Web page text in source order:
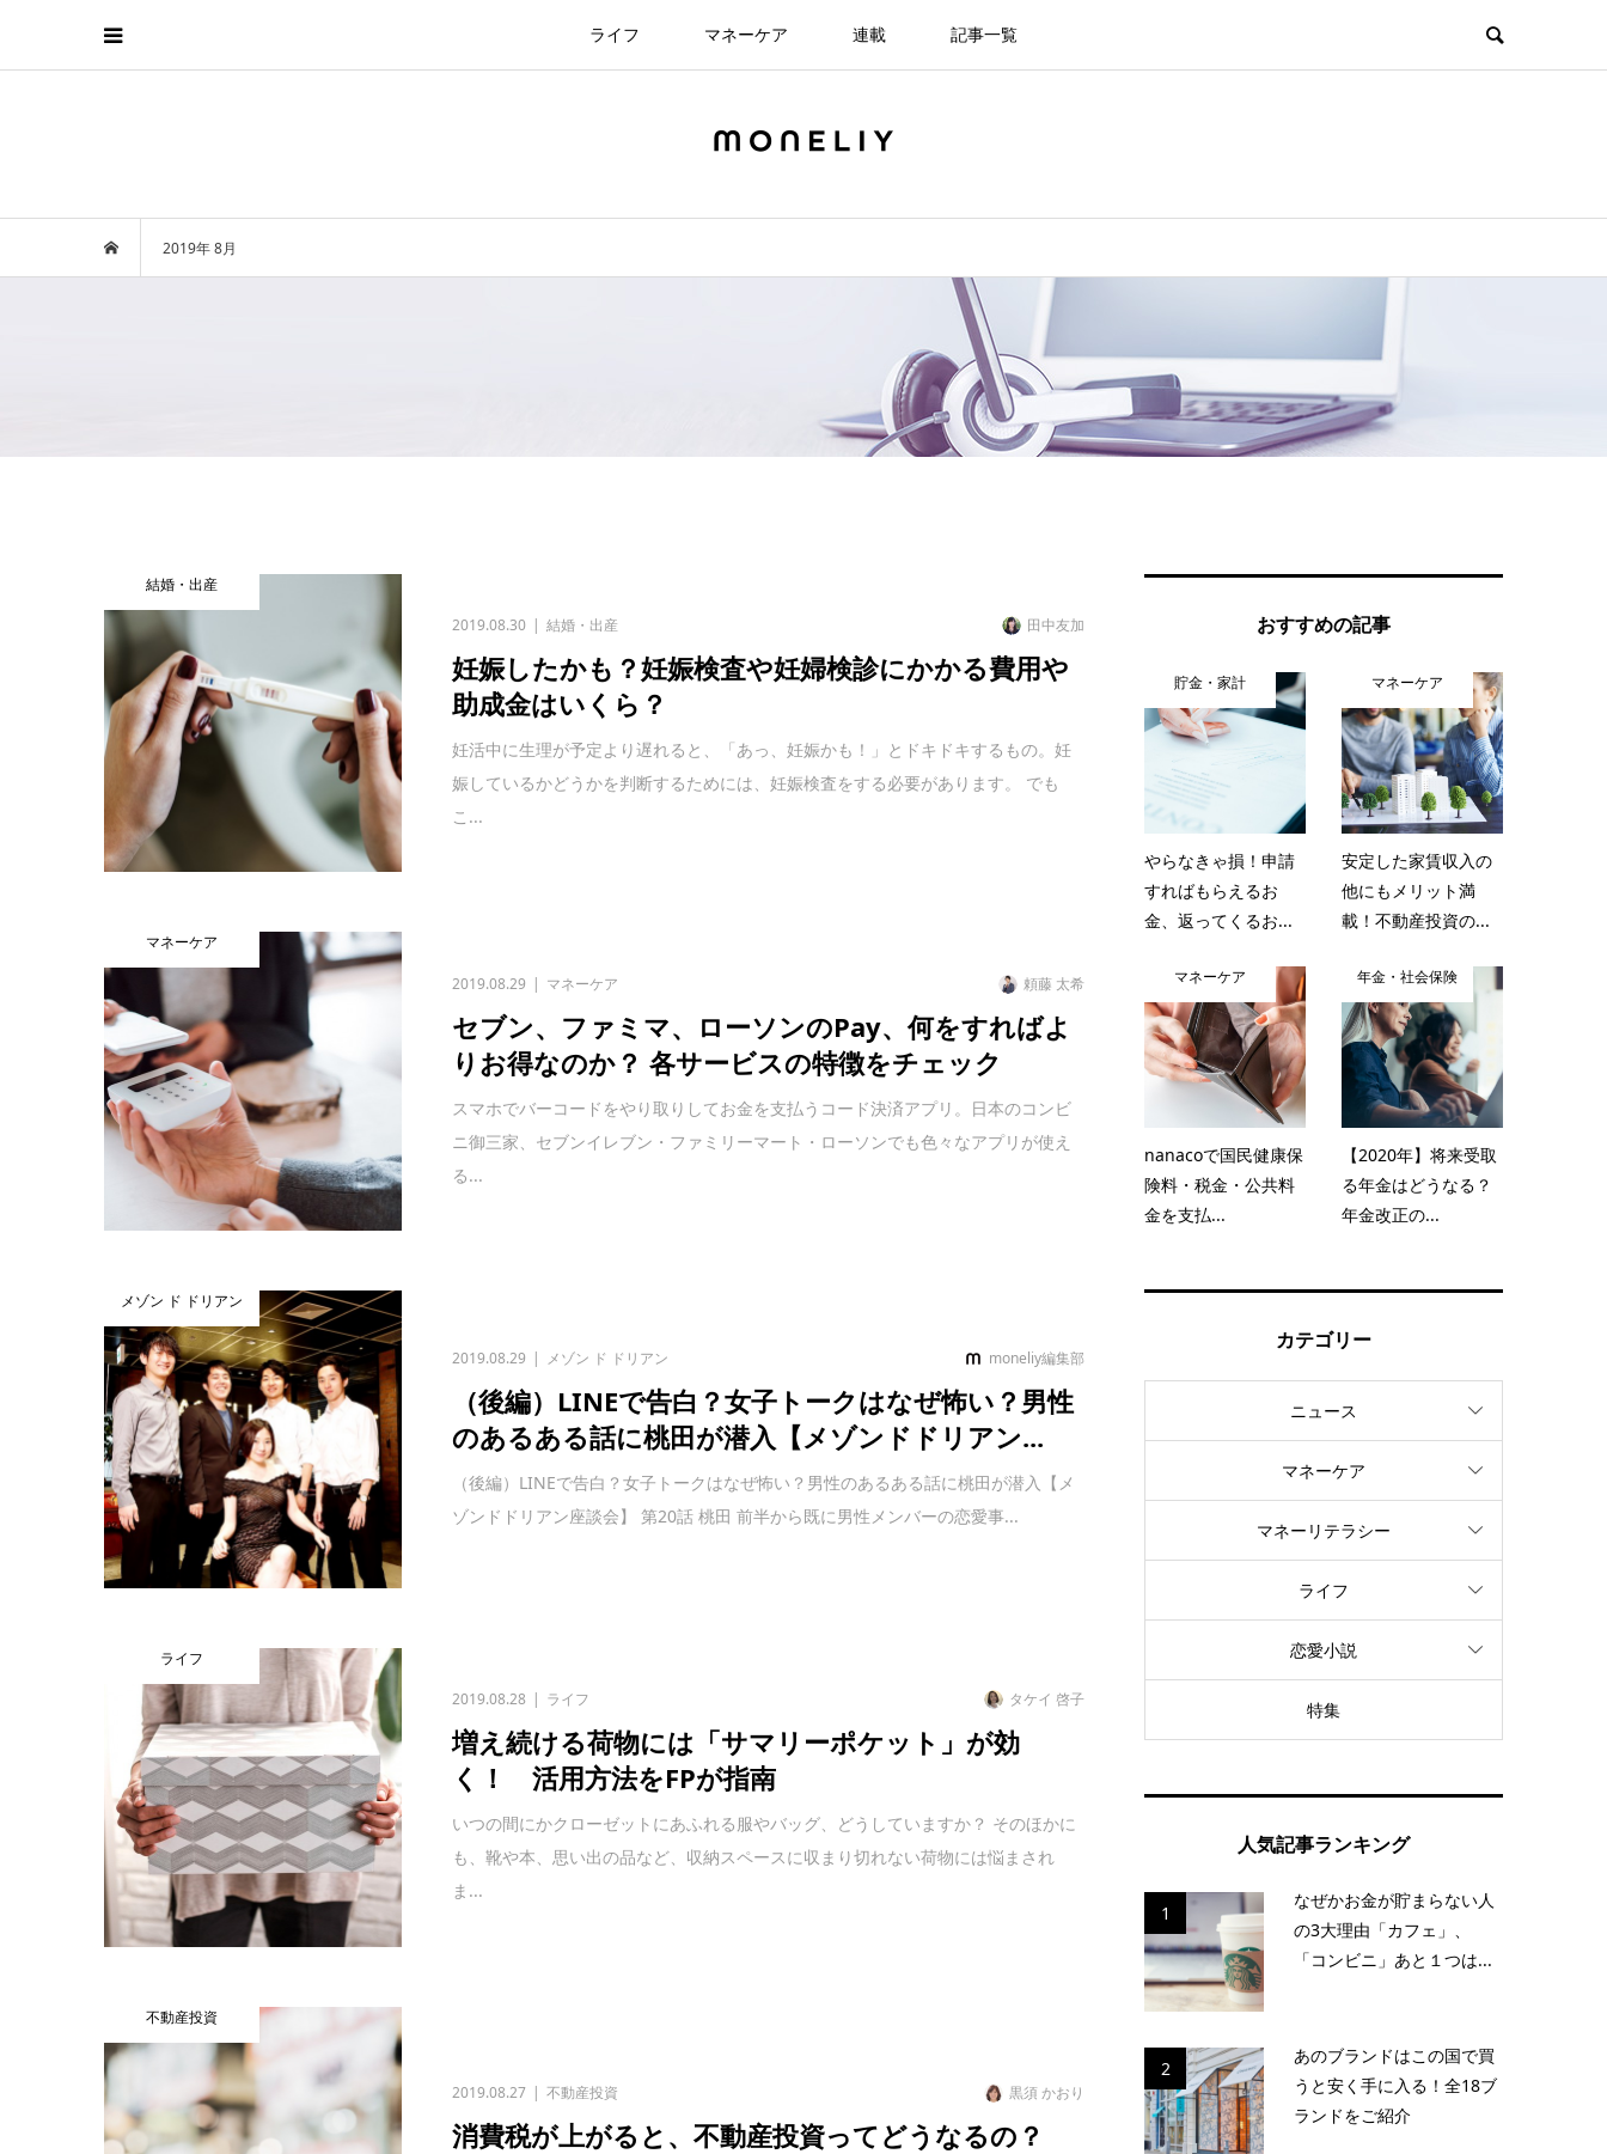
ライフ マネーケア 連載 記事一覧
2019年 8月
結婚・出産
2019.08.30 結婚・出産 田中友加
妊娠したかも？妊娠検査や妊婦検診にかかる費用や
助成金はいくら？
妊活中に生理が予定より遅れると、「あっ、妊娠かも！」とドキドキするもの。妊
娠しているかどうかを判断するためには、妊娠検査をする必要があります。 でも
こ...
マネーケア
2019.08.29 マネーケア 頼藤 太希
セブン、ファミマ、ローソンのPay、何をすればよ
りお得なのか？ 各サービスの特徴をチェック
スマホでバーコードをやり取りしてお金を支払うコード決済アプリ。日本のコンビ
ニ御三家、セブンイレブン・ファミリーマート・ローソンでも色々なアプリが使え
る...
メゾン ド ドリアン
2019.08.29 メゾン ド ドリアン moneliy編集部
（後編）LINEで告白？女子トークはなぜ怖い？男性
のあるある話に桃田が潜入【メゾンドドリアン...
（後編）LINEで告白？女子トークはなぜ怖い？男性のあるある話に桃田が潜入【メ
ゾンドドリアン座談会】 第20話 桃田 前半から既に男性メンバーの恋愛事...
ライフ
2019.08.28 ライフ タケイ 啓子
増え続ける荷物には「サマリーポケット」が効
く！ 活用方法をFPが指南
いつの間にかクローゼットにあふれる服やバッグ、どうしていますか？ そのほかに
も、靴や本、思い出の品など、収納スペースに収まり切れない荷物には悩まされ
ま...
不動産投資
2019.08.27 不動産投資 黒須 かおり
消費税が上がると、不動産投資ってどうなるの？
おすすめの記事
貯金・家計
やらなきゃ損！申請
すればもらえるお
金、返ってくるお...
マネーケア
安定した家賃収入の
他にもメリット満
載！不動産投資の...
マネーケア
nanacoで国民健康保
険料・税金・公共料
金を支払...
年金・社会保険
【2020年】将来受取
る年金はどうなる？
年金改正の...
カテゴリー
ニュース
マネーケア
マネーリテラシー
ライフ
恋愛小説
特集
人気記事ランキング
1
なぜかお金が貯まらない人
の3大理由「カフェ」、
「コンビニ」あと１つは...
2
あのブランドはこの国で買
うと安く手に入る！全18ブ
ランドをご紹介